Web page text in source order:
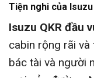
Tiện nghi của
Isuzu QKR đầu
cabin rộng rãi và
bác tài và người